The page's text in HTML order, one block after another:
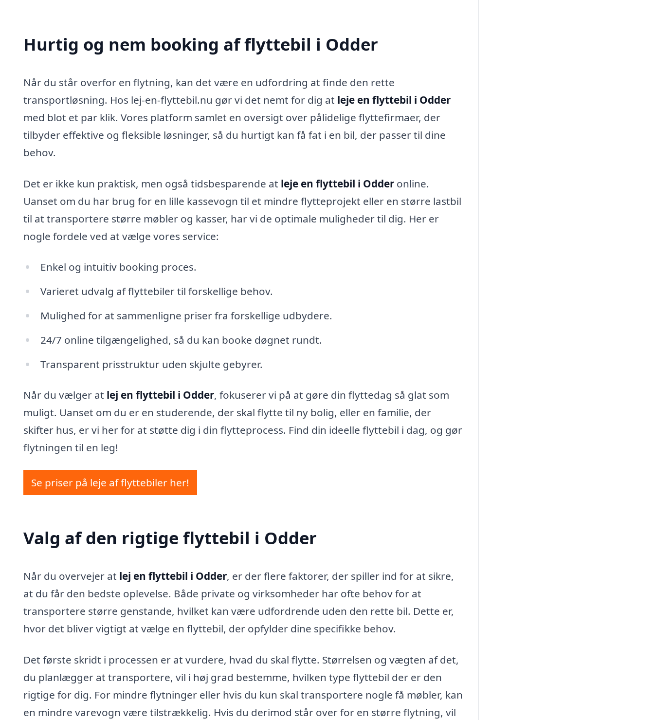
Hurtig og nem booking af flyttebil i Odder
Når du står overfor en flytning, kan det være en udfordring at finde den rette
transportløsning. Hos lej-en-flyttebil.nu gør vi det nemt for dig at leje en flyttebil i Odder
med blot et par klik. Vores platform samlet en oversigt over pålidelige flyttefirmaer, der
tilbyder effektive og fleksible løsninger, så du hurtigt kan få fat i en bil, der passer til dine
behov.
Det er ikke kun praktisk, men også tidsbesparende at leje en flyttebil i Odder online.
Uanset om du har brug for en lille kassevogn til et mindre flytteprojekt eller en større lastbil
til at transportere større møbler og kasser, har vi de optimale muligheder til dig. Her er
nogle fordele ved at vælge vores service:
Enkel og intuitiv booking proces.
Varieret udvalg af flyttebiler til forskellige behov.
Mulighed for at sammenligne priser fra forskellige udbydere.
24/7 online tilgængelighed, så du kan booke døgnet rundt.
Transparent prisstruktur uden skjulte gebyrer.
Når du vælger at lej en flyttebil i Odder, fokuserer vi på at gøre din flyttedag så glat som
muligt. Uanset om du er en studerende, der skal flytte til ny bolig, eller en familie, der
skifter hus, er vi her for at støtte dig i din flytteprocess. Find din ideelle flyttebil i dag, og gør
flytningen til en leg!
Se priser på leje af flyttebiler her!
Valg af den rigtige flyttebil i Odder
Når du overvejer at lej en flyttebil i Odder, er der flere faktorer, der spiller ind for at sikre,
at du får den bedste oplevelse. Både private og virksomheder har ofte behov for at
transportere større genstande, hvilket kan være udfordrende uden den rette bil. Dette er,
hvor det bliver vigtigt at vælge en flyttebil, der opfylder dine specifikke behov.
Det første skridt i processen er at vurdere, hvad du skal flytte. Størrelsen og vægten af det,
du planlægger at transportere, vil i høj grad bestemme, hvilken type flyttebil der er den
rigtige for dig. For mindre flytninger eller hvis du kun skal transportere nogle få møbler, kan
en mindre varevogn være tilstrækkelig. Hvis du derimod står over for en større flytning, vil